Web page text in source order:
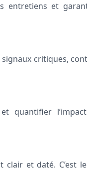
et
critiques,
quantifier
et daté. C’est